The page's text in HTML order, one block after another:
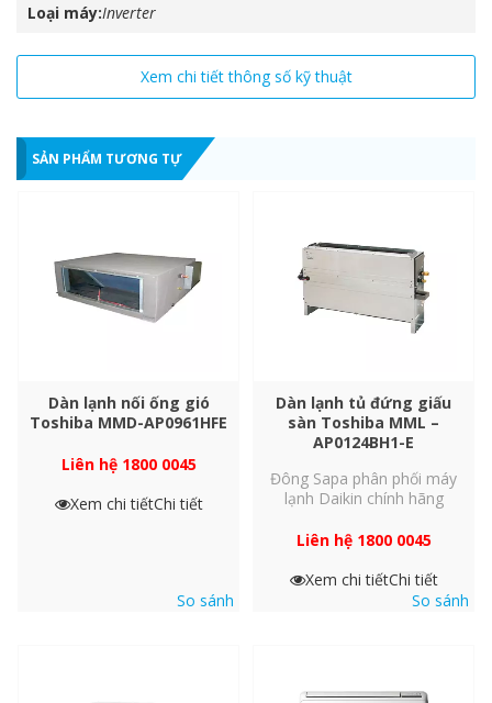
Lưu lượng gió
m3/h
Lượng gas nạp sẵn
mm
Ống cân bằng mm
Phạm vi nhiệt độ hoạt động
Chế độ thường dB (A)
Loại máy Inverter
Xem chi tiết thông số kỹ thuật
SẢN PHẨM TƯƠNG TỰ
Dàn lạnh nối ống gió
Toshiba MMD-AP0961HFE
Liên hệ 1800 0045
Xem chi tiếtChi tiết
So sánh
Dàn lạnh tủ đứng giấu
sàn Toshiba MML –
AP0124BH1-E
Đông Sapa phân phối máy
lạnh Daikin chính hãng
Liên hệ 1800 0045
Xem chi tiếtChi tiết
So sánh